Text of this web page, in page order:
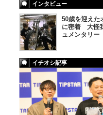
インタビュー
50歳を迎えた
に密着 大怪
ュメンタリー
イチオシ記事